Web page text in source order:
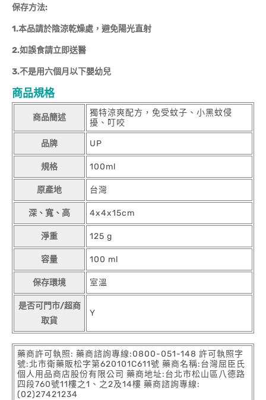
保存方法:
1.本品請於陰涼乾燥處，避免陽光直射
2.如誤食請立即送醫
3.不是用六個月以下嬰幼兒
商品規格
商品簡述
獨特涼爽配方，免受蚊子、小黑蚊侵
擾、叮咬
品牌 UP
規格 100ml
原產地 台灣
深、寬、高 4x4x15cm
淨重 125 g
容量 100 ml
保存環境 室溫
是否可門市/超商
取貨
Y
藥商許可執照: 藥商諮詢專線:0800-051-148 許可執照字
號:北市衛藥販松字第620101C611號 藥商名稱:台灣屈臣氏
個人用品商店股份有限公司 藥商地址:台北市松山區八德路
四段760號11樓之1、之2及14樓 藥商諮詢專線:
(02)27421234